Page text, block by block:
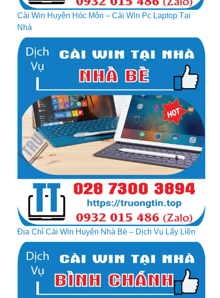
Cài Win Huyện Hóc Môn – Cài Win Pc Laptop Tại
Nhà
Địa Chỉ Cài Win Huyện Nhà Bè – Dịch Vụ Lấy Liền